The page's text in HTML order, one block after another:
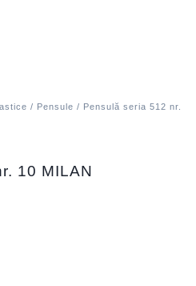
/ Pensule / Pensulă seria 512 nr.
10 MILAN